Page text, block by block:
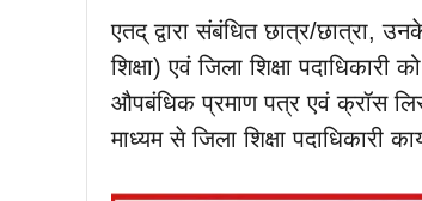
एतद् द्वारा संबंधित छात्र/छात्रा,
शिक्षा) एवं जिला शिक्षा
औपबंधिक प्रमाण पत्र एवं क्रॉस
माध्यम से जिला शिक्षा पदाधिकारी